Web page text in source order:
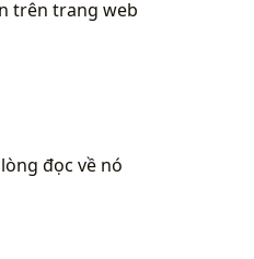
trên trang web
đọc về nó